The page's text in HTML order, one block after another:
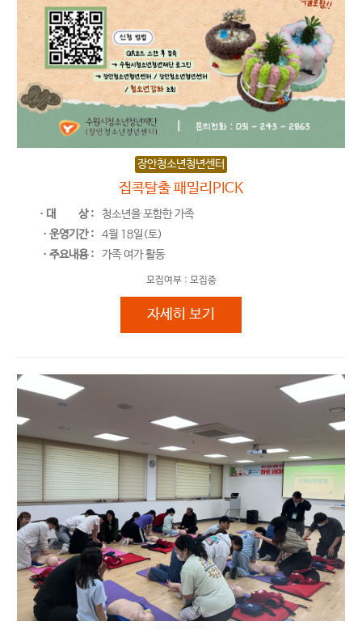
장안청소년청년센터
집콕탈출 패밀리PICK
ㆍ대 상 :
청소년을 포함한 가족
ㆍ운영기간 :
4월 18일(토)
ㆍ주요내용 :
가족 여가 활동
모집여부 : 모집중
집콕탈출 패밀리PICK
자세히 보기